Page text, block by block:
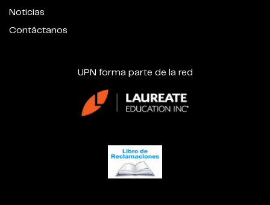
Noticias
Contáctanos
UPN forma parte de la red